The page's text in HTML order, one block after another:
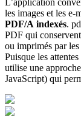
L’application
les images et les e-
PDF/A indexés.
PDF qui
ou imprimés par
Puisque les
utilise une
JavaScript) qui